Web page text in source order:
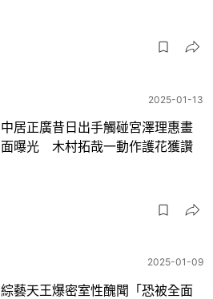
2025-01-13
中居正廣昔日出手觸碰宮澤理惠畫
面曝光 木村拓哉一動作護花獲讚
2025-01-09
綜藝天王爆密室性醜聞「恐被全面